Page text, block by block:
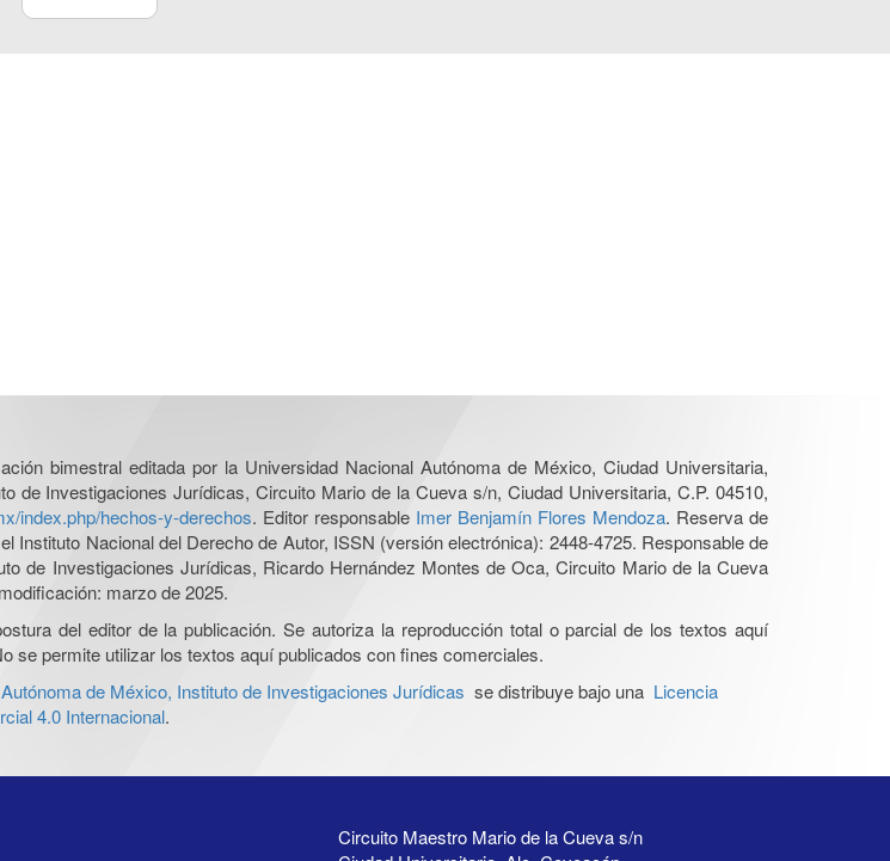
bimestral editada por la Universidad Nacional Autónoma de México, Ciudad Universitaria,
de Investigaciones Jurídicas, Circuito Mario de la Cueva s/n, Ciudad Universitaria, C.P. 04510,
index.php/hechos-y-derechos. Editor responsable Imer Benjamín Flores Mendoza. Reserva de
Instituto Nacional del Derecho de Autor, ISSN (versión electrónica): 2448-4725. Responsable de
de Investigaciones Jurídicas, Ricardo Hernández Montes de Oca, Circuito Mario de la Cueva
marzo de 2025.
del editor de la publicación. Se autoriza la reproducción total o parcial de los textos aquí
se permite utilizar los textos aquí publicados con fines comerciales.
de México, Instituto de Investigaciones Jurídicas se distribuye bajo una Licencia
4.0 Internacional.
Circuito Maestro Mario de la Cueva s/n